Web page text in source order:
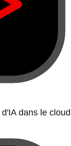
dans le cloud